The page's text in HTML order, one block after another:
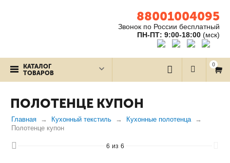
88001004095
Звонок по России бесплатный
ПН-ПТ: 9:00-18:00 (мск)
КАТАЛОГ
ТОВАРОВ
0
ПОЛОТЕНЦЕ КУПОН
Главная Кухонный текстиль
Кухонные полотенца
Полотенце купон
6 из 6